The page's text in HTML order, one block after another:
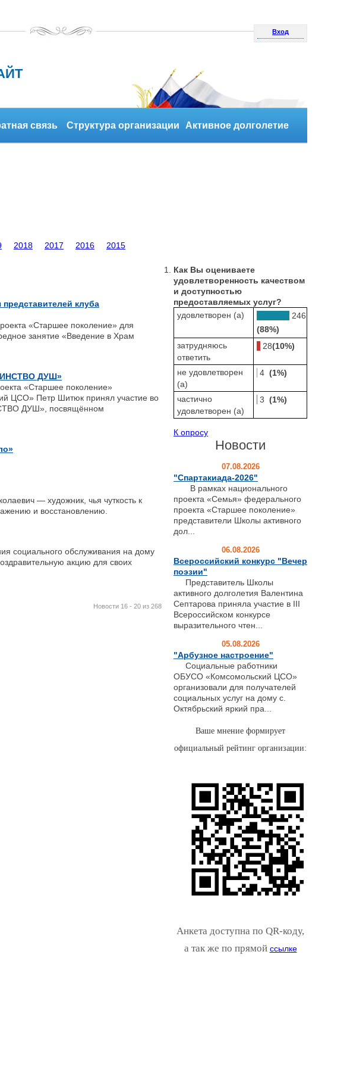
Вход
связь Структура организации Активное долголетие
2018 2017 2016 2015
клуба
«Старшее поколение» для
занятие «Введение в Храм
ДУШ»
«Старшее поколение»
ЦСО» Петр Шитюк принял участие во
ДУШ», посвящённом
— художник, чья чуткость к
и восстановлению.
социального обслуживания на дому
акцию для своих
Новости 16 - 20 из 268
Как Вы оцениваете
удовлетворенность качеством
и доступностью
предоставляемых услуг?
удовлетворен (а)
246
(88%)
затрудняюсь
ответить
28(10%)
не удовлетворен
(а)
4 (1%)
частично
удовлетворен (а)
3 (1%)
К опросу
Новости
07.08.2026
"Спартакиада-2026"
В рамках национального
проекта «Семья» федерального
проекта «Старшее поколение»
представители Школы активного
дол...
06.08.2026
Всероссийский конкурс "Вечер
поэзии"
Представитель Школы
активного долголетия Валентина
Септарова приняла участие в III
Всероссийском конкурсе
выразительного чтен...
05.08.2026
"Арбузное настроение"
Социальные работники
ОБУСО «Комсомольский ЦСО»
организовали для получателей
социальных услуг на дому с.
Октябрьский яркий пра...
Ваше мнение формирует
официальный рейтинг организации:
Анкета доступна по QR-коду,
а так же по прямой ссылке